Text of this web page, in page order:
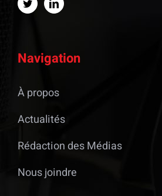
Navigation
À propos
Actualités
Rédaction des Médias
Nous joindre